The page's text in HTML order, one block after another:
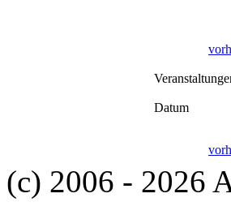
Datum
(c) 2006 - 2026